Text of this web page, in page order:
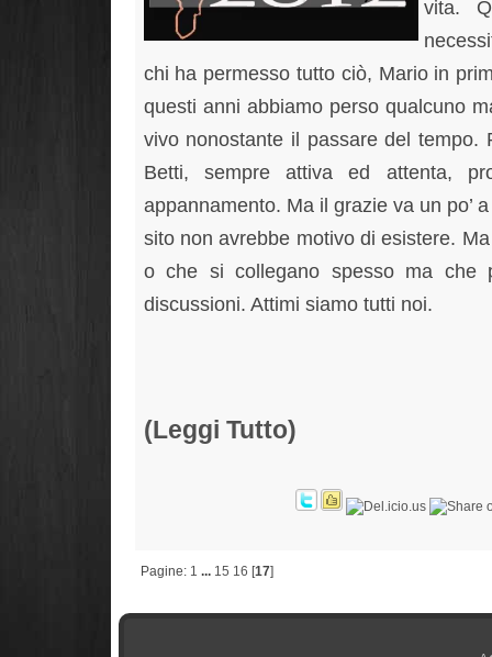
vita.
chi ha permesso tutto ciò, Mario in
questi anni abbiamo perso qualcuno
vivo nonostante il passare del tempo.
Betti, sempre attiva ed attenta,
appannamento. Ma il grazie va un po’
sito non avrebbe motivo di esistere.
o che si collegano spesso ma che
discussioni. Attimi siamo tutti noi.
(Leggi Tutto)
Pagine: 1 ... 15 16 [17]